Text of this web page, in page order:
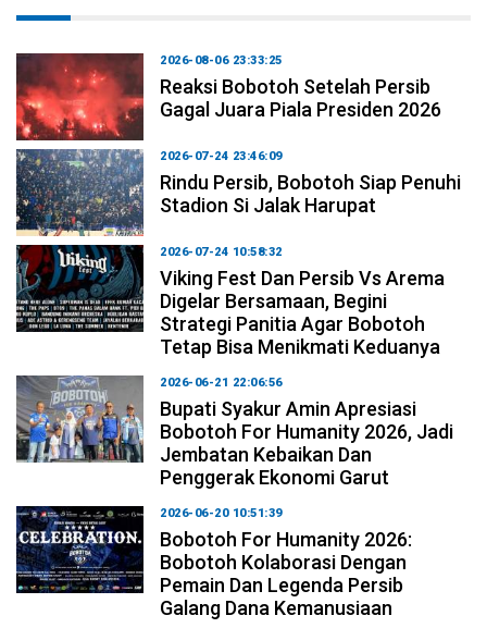
2026-08-06 23:33:25
Reaksi Bobotoh Setelah Persib
Gagal Juara Piala Presiden 2026
2026-07-24 23:46:09
Rindu Persib, Bobotoh Siap Penuhi
Stadion Si Jalak Harupat
2026-07-24 10:58:32
Viking Fest Dan Persib Vs Arema
Digelar Bersamaan, Begini
Strategi Panitia Agar Bobotoh
Tetap Bisa Menikmati Keduanya
2026-06-21 22:06:56
Bupati Syakur Amin Apresiasi
Bobotoh For Humanity 2026, Jadi
Jembatan Kebaikan Dan
Penggerak Ekonomi Garut
2026-06-20 10:51:39
Bobotoh For Humanity 2026:
Bobotoh Kolaborasi Dengan
Pemain Dan Legenda Persib
Galang Dana Kemanusiaan